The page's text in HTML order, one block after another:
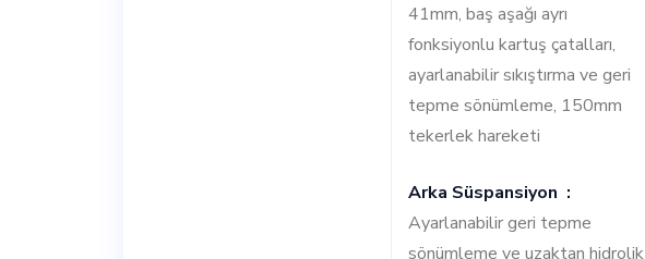
41mm, baş aşağı ayrı
fonksiyonlu kartuş çatalları,
ayarlanabilir sıkıştırma ve geri
tepme sönümleme, 150mm
tekerlek hareketi
Arka Süspansiyon :
Ayarlanabilir geri tepme
sönümleme ve uzaktan hidrolik